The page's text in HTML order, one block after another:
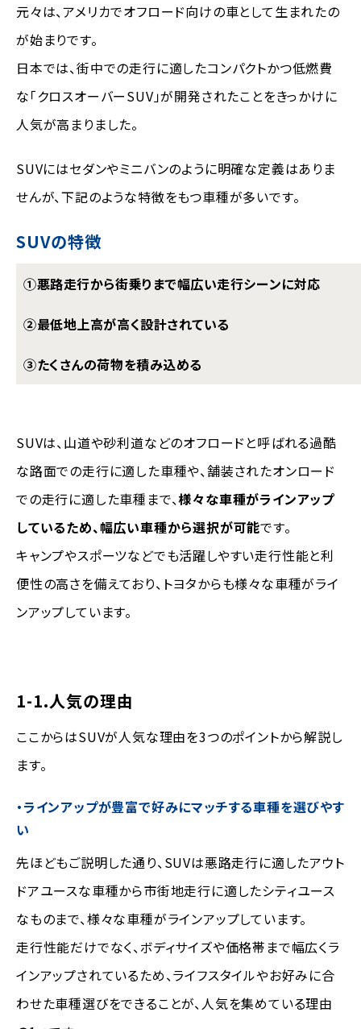
元々は、アメリカでオフロード向けの車として生まれたの
が始まりです。
日本では、街中での走行に適したコンパクトかつ低燃費
な「クロスオーバーSUV」が開発されたことをきっかけに
人気が高まりました。
SUVにはセダンやミニバンのように明確な定義はありま
せんが、下記のような特徴をもつ車種が多いです。
SUVの特徴
①悪路走行から街乗りまで幅広い走行シーンに対応
②最低地上高が高く設計されている
③たくさんの荷物を積み込める
SUVは、山道や砂利道などのオフロードと呼ばれる過酷
な路面での走行に適した車種や、舗装されたオンロード
での走行に適した車種まで、様々な車種がラインアップ
しているため、幅広い車種から選択が可能です。
キャンプやスポーツなどでも活躍しやすい走行性能と利
便性の高さを備えており、トヨタからも様々な車種がライ
ンアップしています。
1-1.人気の理由
ここからはSUVが人気な理由を3つのポイントから解説し
ます。
・ラインアップが豊富で好みにマッチする車種を選びやす
い
先ほどもご説明した通り、SUVは悪路走行に適したアウト
ドアユースな車種から市街地走行に適したシティユース
なものまで、様々な車種がラインアップしています。
走行性能だけでなく、ボディサイズや価格帯まで幅広くラ
インアップされているため、ライフスタイルやお好みに合
わせた車種選びをできることが、人気を集めている理由